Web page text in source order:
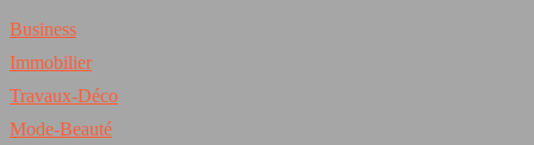
Business
Immobilier
Travaux-Déco
Mode-Beauté